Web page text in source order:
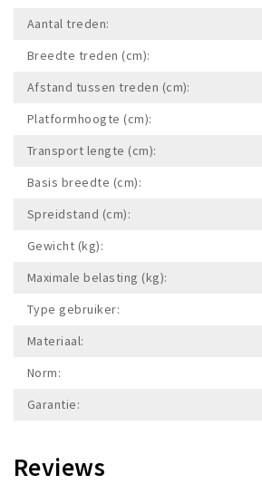
Aantal treden:
Breedte treden (cm):
Afstand tussen treden (cm):
Platformhoogte (cm):
Transport lengte (cm):
Basis breedte (cm):
Spreidstand (cm):
Gewicht (kg):
Maximale belasting (kg):
Type gebruiker:
Materiaal:
Norm:
Garantie:
Reviews